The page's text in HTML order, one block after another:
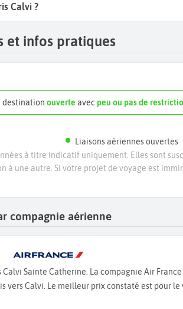
Calvi ?
et infos pratiques
destinationouverte avec peu ou pas de
Liaisons aériennes ouvertes
à titre indicatif uniquement. Elles sont
à une autre. Si votre projet de voyage est
compagnie aérienne
Sainte Catherine. La compagnie Air
vers Calvi. Le meilleur prix constaté est pour le